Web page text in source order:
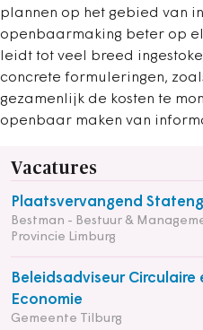
plannen op het gebied van
openbaarmaking beter op
leidt tot veel breed
concrete formuleringen,
gezamenlijk de kosten te
openbaar maken van
Vacatures
Plaatsvervangend
Bestman - Bestuur &
Provincie Limburg
Beleidsadviseur Circulaire
Economie
Gemeente Tilburg